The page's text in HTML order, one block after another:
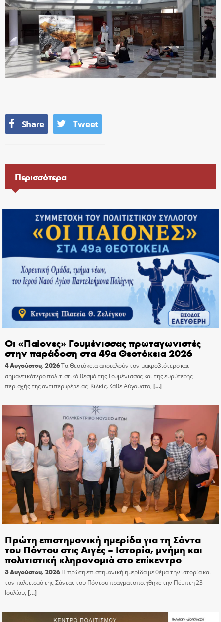
Share Tweet
Περισσότερα
Οι «Παίονες» Γουμένισσας πρωταγωνιστές
στην παράδοση στα 49α Θεοτόκεια 2026
4 Αυγούστου, 2026Τα Θεοτόκεια αποτελούν τον μακροβιότερο και
σημαντικότερο πολιτιστικό θεσμό της Γουμένισσας και της ευρύτερης
περιοχής της αντιπεριφέρειας Κιλκίς. Κάθε Αύγουστο, […]
Πρώτη επιστημονική ημερίδα για τη Σάντα
του Πόντου στις Αιγές – Ιστορία, μνήμη και
πολιτιστική κληρονομιά στο επίκεντρο
3 Αυγούστου, 2026 Η πρώτη επιστημονική ημερίδα με θέμα την ιστορία και
τον πολιτισμό της Σάντας του Πόντου πραγματοποιήθηκε την Πέμπτη 23
Ιουλίου, […]